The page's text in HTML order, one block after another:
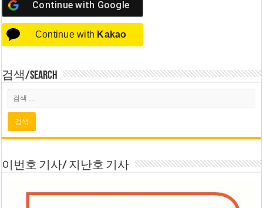
Continue with Google
Continue with Kakao
검색/Search
이번호 기사/ 지난호 기사